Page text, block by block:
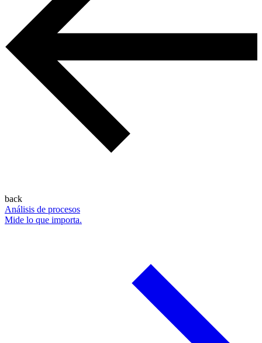
back
Análisis de procesos
Mide lo que importa.